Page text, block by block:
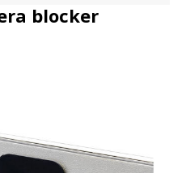
blocker